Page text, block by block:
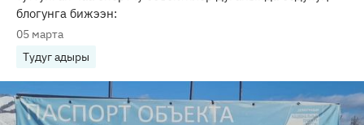
блогунга бижээн:
05 марта
Тудуг адыры